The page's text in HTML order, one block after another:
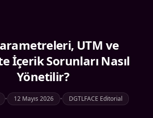
UTM ve
İçerik Sorunları Nasıl
Yönetilir?
• 12 Mayıs 2026 • DGTLFACE Editorial